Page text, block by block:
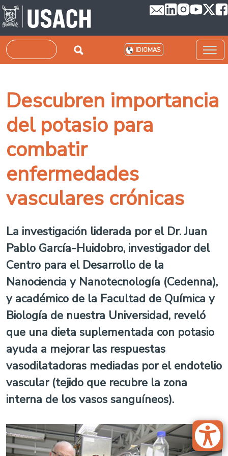
Pasar al contenido principal
Buscar IDIOMAS
Descubren importancia
del potasio para
combatir
enfermedades
vasculares crónicas
La investigación liderada por el Dr. Juan
Pablo García-Huidobro, investigador del
Centro para el Desarrollo de la
Nanociencia y Nanotecnología (Cedenna),
y académico de la Facultad de Química y
Biología de nuestra Universidad, reveló
que una dieta suplementada con potasio
ayuda a mejorar las respuestas
vasodilatadoras mediadas por el endotelio
vascular (tejido que recubre la zona
interna de los vasos sanguíneos).